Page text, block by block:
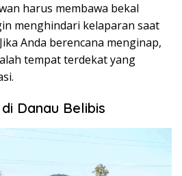
harus membawa bekal
menghindari kelaparan saat
Anda berencana menginap,
tempat terdekat yang
Danau Belibis